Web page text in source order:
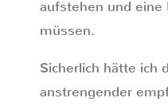
aufstehen und eine
müssen.
Sicherlich hätte ich
anstrengender